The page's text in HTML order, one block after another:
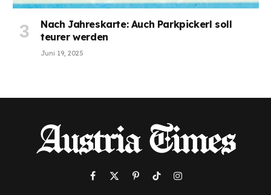
Nach Jahreskarte: Auch Parkpickerl soll
teurer werden
Juni 19, 2025
Facebook
X
PinterestTikTokInstagram